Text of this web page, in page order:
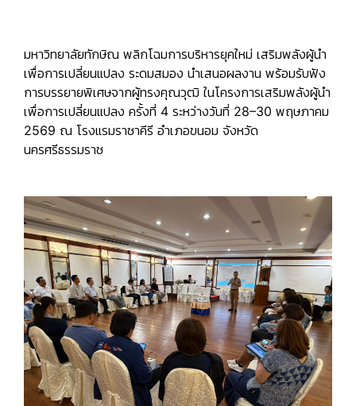
มหาวิทยาลัยทักษิณ พลิกโฉมการบริหารยุคใหม่ เสริมพลังผู้นำ
เพื่อการเปลี่ยนแปลง ระดมสมอง นำเสนอผลงาน พร้อมรับฟัง
การบรรยายพิเศษจากผู้ทรงคุณวุฒิ ในโครงการเสริมพลังผู้นำ
เพื่อการเปลี่ยนแปลง ครั้งที่ 4 ระหว่างวันที่ 28–30 พฤษภาคม
2569 ณ โรงแรมราชาคีรี อำเภอขนอม จังหวัด
นครศรีธรรมราช